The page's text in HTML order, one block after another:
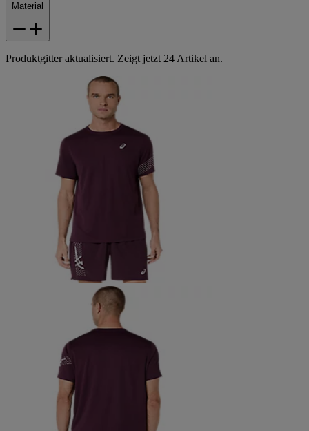
Material
Produktgitter aktualisiert. Zeigt jetzt 24 Artikel an.